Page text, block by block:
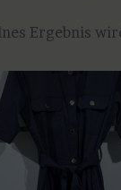
Ergebnis